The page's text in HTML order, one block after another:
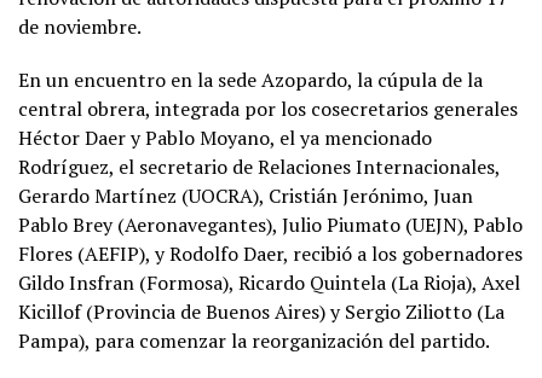
de noviembre.
En un encuentro en la sede Azopardo, la cúpula de la
central obrera, integrada por los cosecretarios generales
Héctor Daer y Pablo Moyano, el ya mencionado
Rodríguez, el secretario de Relaciones Internacionales,
Gerardo Martínez (UOCRA), Cristián Jerónimo, Juan
Pablo Brey (Aeronavegantes), Julio Piumato (UEJN), Pablo
Flores (AEFIP), y Rodolfo Daer, recibió a los gobernadores
Gildo Insfran (Formosa), Ricardo Quintela (La Rioja), Axel
Kicillof (Provincia de Buenos Aires) y Sergio Ziliotto (La
Pampa), para comenzar la reorganización del partido.